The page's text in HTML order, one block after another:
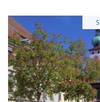
Gäste können den
mitgestalten. Der
kühle Getränke
angeboten.